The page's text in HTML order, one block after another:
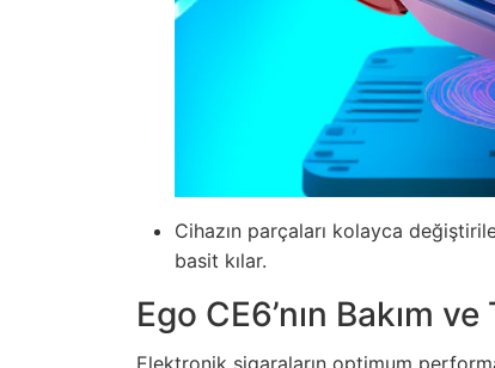
Cihazın parçaları kolayca
basit kılar.
Ego CE6’nın Bakım
Elektronik sigaraların optimum